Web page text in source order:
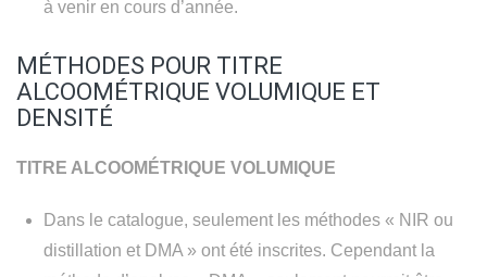
à venir en cours d’année.
MÉTHODES POUR TITRE
ALCOOMÉTRIQUE VOLUMIQUE ET
DENSITÉ
TITRE ALCOOMÉTRIQUE VOLUMIQUE
Dans le catalogue, seulement les méthodes « NIR ou
distillation et DMA » ont été inscrites. Cependant la